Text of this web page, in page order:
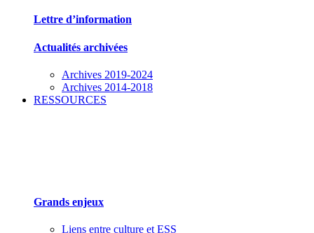
Lettre d’information
Actualités archivées
Archives 2019-2024
Archives 2014-2018
RESSOURCES
Grands enjeux
Liens entre culture et ESS